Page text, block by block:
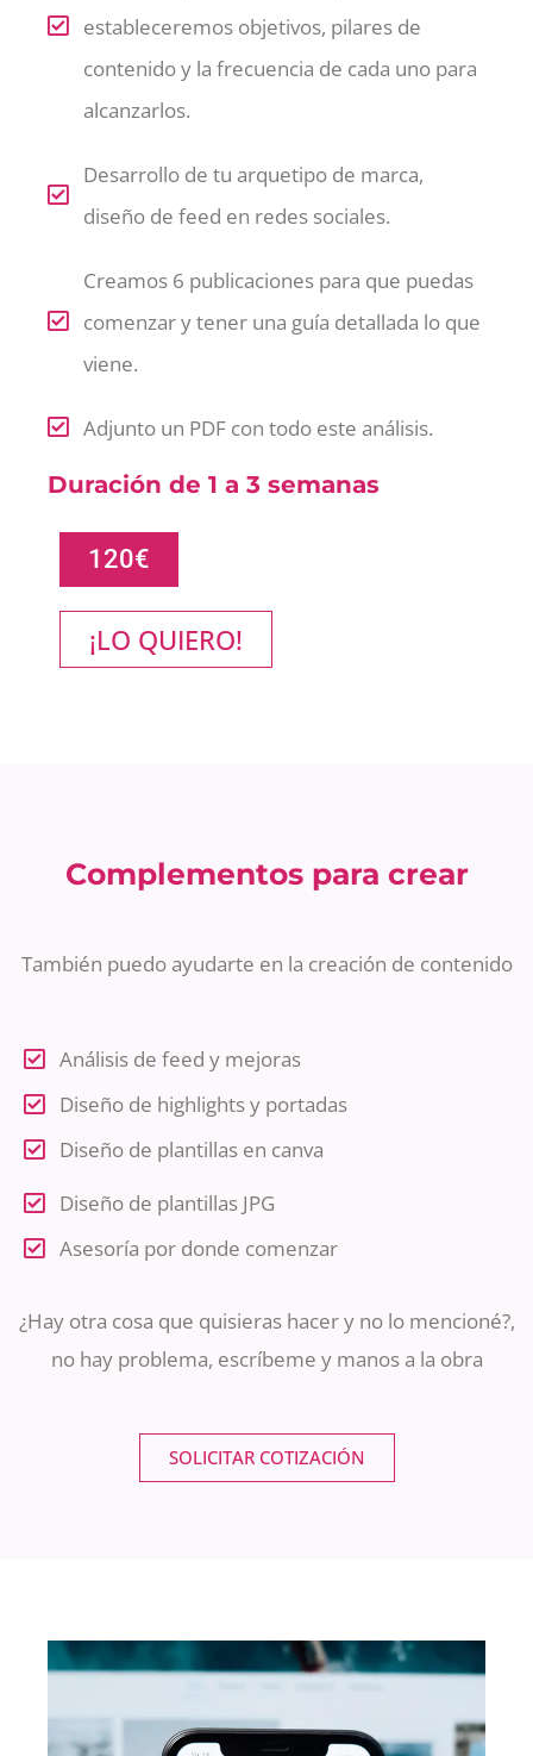
estableceremos objetivos, pilares de
contenido y la frecuencia de cada uno para
alcanzarlos.
Desarrollo de tu arquetipo de marca,
diseño de feed en redes sociales.
Creamos 6 publicaciones para que puedas
comenzar y tener una guía detallada lo que
viene.
Adjunto un PDF con todo este análisis.
Duración de 1 a 3 semanas
120€
¡LO QUIERO!
Complementos para crear
También puedo ayudarte en la creación de contenido
Análisis de feed y mejoras
Diseño de highlights y portadas
Diseño de plantillas en canva
Diseño de plantillas JPG
Asesoría por donde comenzar
¿Hay otra cosa que quisieras hacer y no lo mencioné?,
no hay problema, escríbeme y manos a la obra
SOLICITAR COTIZACIÓN